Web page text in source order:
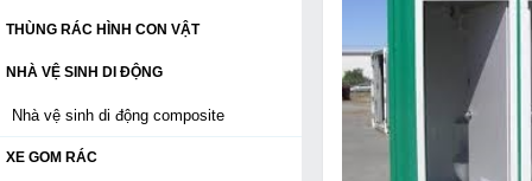
THÙNG RÁC HÌNH CON VẬT
NHÀ VỆ SINH DI ĐỘNG
Nhà vệ sinh di động composite
XE GOM RÁC